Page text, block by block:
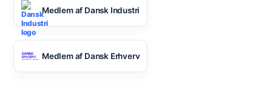
Medlem af Dansk Industri
Medlem af Dansk Erhverv